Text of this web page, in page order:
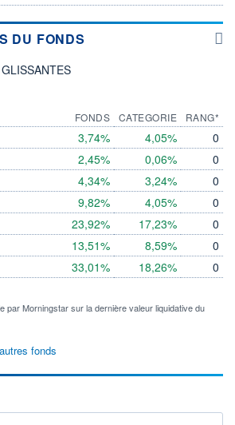
DU FONDS
GLISSANTES
FONDS
3,74%
2,45%
4,34%
9,82%
23,92%
13,51%
33,01%
CATEGORIE
4,05%
0,06%
3,24%
4,05%
17,23%
8,59%
18,26%
RANG*
0
0
0
0
0
0
0
par Morningstar sur la dernière valeur liquidative du
fonds